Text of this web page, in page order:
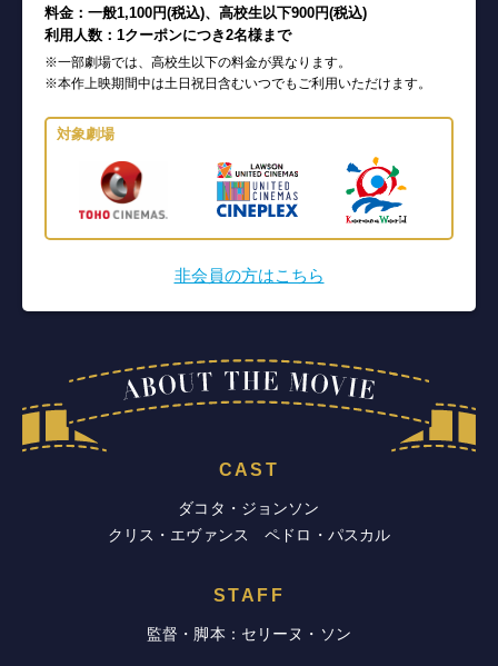
料金：一般1,100円(税込)、高校生以下900円(税込)
利用人数：1クーポンにつき2名様まで
※一部劇場では、高校生以下の料金が異なります。
※本作上映期間中は土日祝日含むいつでもご利用いただけます。
対象劇場
非会員の方はこちら
CAST
ダコタ・ジョンソン
クリス・エヴァンス ペドロ・パスカル
STAFF
監督・脚本：セリーヌ・ソン